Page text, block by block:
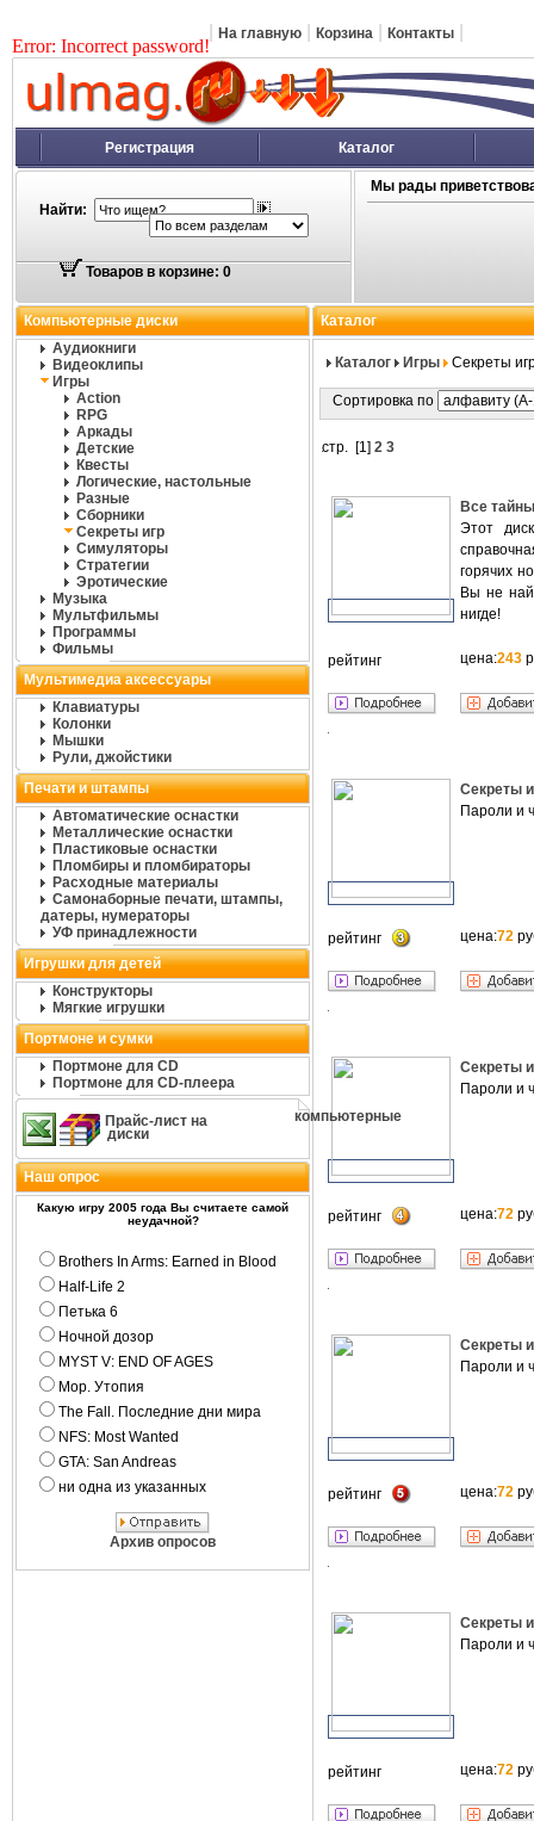
Error: Incorrect password!
На главную Корзина Контакты
Регистрация Каталог
Найти:
Товаров в корзине: 0
Мы рады
Компьютерные диски
Аудиокниги
Видеоклипы
Игры
Action
RPG
Аркады
Детские
Квесты
Логические, настольные
Разные
Сборники
Секреты игр
Симуляторы
Стратегии
Эротические
Музыка
Мультфильмы
Программы
Фильмы
Мультимедиа аксессуары
Клавиатуры
Колонки
Мышки
Рули, джойстики
Печати и штампы
Автоматические оснастки
Металлические оснастки
Пластиковые оснастки
Пломбиры и пломбираторы
Расходные материалы
Самонаборные печати, штампы,
датеры, нумераторы
УФ принадлежности
Игрушки для детей
Конструкторы
Мягкие игрушки
Портмоне и сумки
Портмоне для CD
Портмоне для CD-плеера
Прайс-лист на
компьютерные
диски
Наш опрос
Какую игру 2005 года Вы считаете самой
неудачной?
Brothers In Arms: Earned in Blood
Half-Life 2
Петька 6
Ночной дозор
MYST V: END OF AGES
Мор. Утопия
The Fall. Последние дни мира
NFS: Most Wanted
GTA: San Andreas
ни одна из указанных
Архив опросов
Каталог
Каталог Игры Секреты
Сортировка по
стр. [1] 2 3
Все
Этот
горячих
Вы не
нигде!
рейтинг цена:243
Секреты
Пароли и
рейтинг цена:72
Секреты
Пароли и
рейтинг цена:72
Секреты
Пароли и
рейтинг цена:72
Секреты
Пароли и
рейтинг цена:72